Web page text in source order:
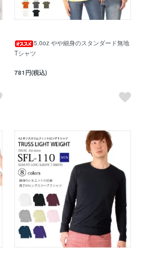
5.0oz やや細身のスタンダード無地
Tシャツ
781円(税込)